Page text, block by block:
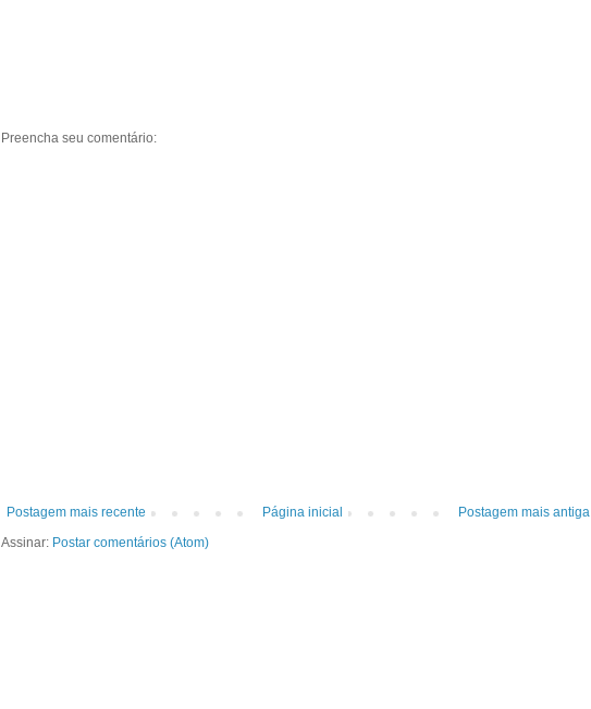
Preencha seu comentário:
Postagem mais recente Postagem mais antiga
Página inicial
Assinar: Postar comentários (Atom)